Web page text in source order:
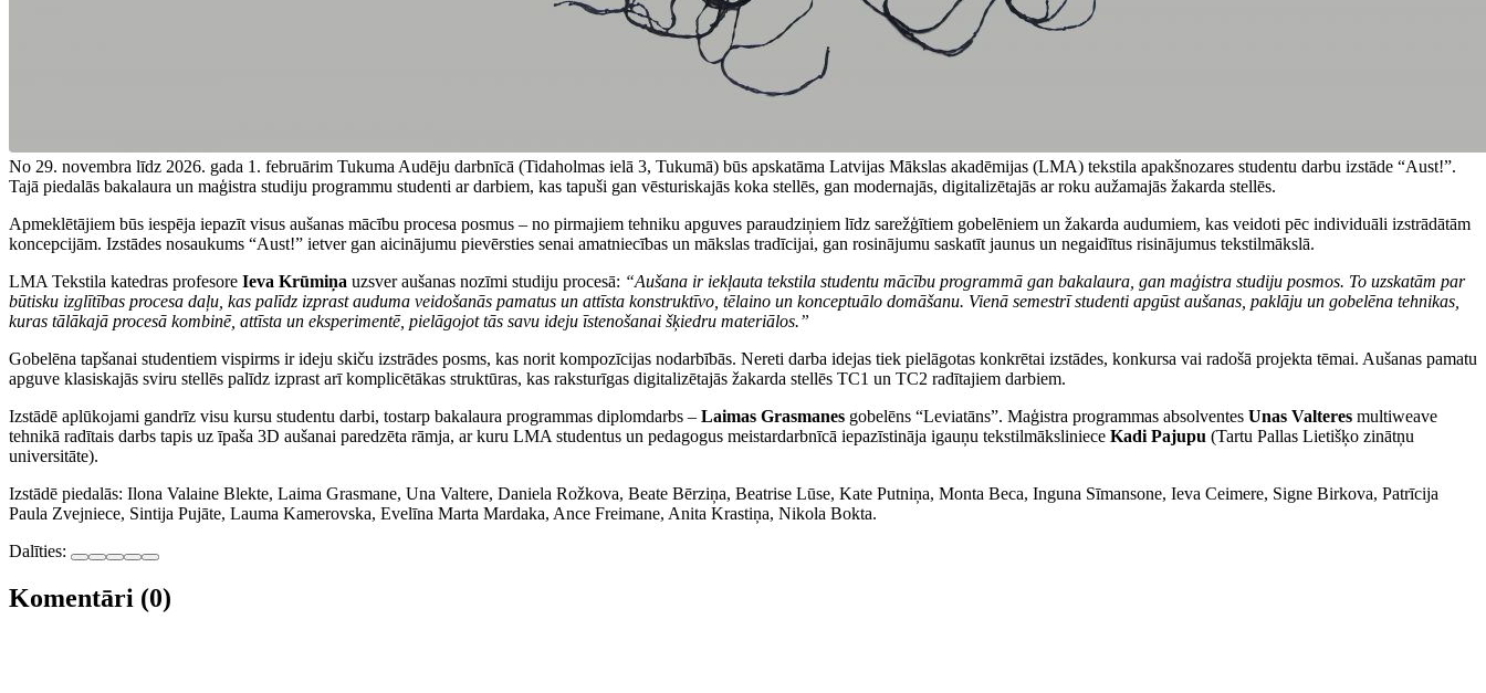
No 29. novembra līdz 2026. gada 1. februārim Tukuma Audēju darbnīcā (Tidaholmas ielā 3, Tukumā) būs apskatāma Latvijas Mākslas akadēmijas (LMA) tekstila apakšnozares studentu darbu izstāde “Aust!”.
Tajā piedalās bakalaura un maģistra studiju programmu studenti ar darbiem, kas tapuši gan vēsturiskajās koka stellēs, gan modernajās, digitalizētajās ar roku aužamajās žakarda stellēs.
Apmeklētājiem būs iespēja iepazīt visus aušanas mācību procesa posmus – no pirmajiem tehniku apguves paraudziņiem līdz sarežģītiem gobelēniem un žakarda audumiem, kas veidoti pēc individuāli izstrādātām
koncepcijām. Izstādes nosaukums “Aust!” ietver gan aicinājumu pievērsties senai amatniecības un mākslas tradīcijai, gan rosinājumu saskatīt jaunus un negaidītus risinājumus tekstilmākslā.
LMA Tekstila katedras profesore Ieva Krūmiņa uzsver aušanas nozīmi studiju procesā: “Aušana ir iekļauta tekstila studentu mācību programmā gan bakalaura, gan maģistra studiju posmos. To uzskatām par
būtisku izglītības procesa daļu, kas palīdz izprast auduma veidošanās pamatus un attīsta konstruktīvo, tēlaino un konceptuālo domāšanu. Vienā semestrī studenti apgūst aušanas, paklāju un gobelēna tehnikas,
kuras tālākajā procesā kombinē, attīsta un eksperimentē, pielāgojot tās savu ideju īstenošanai šķiedru materiālos.”
Gobelēna tapšanai studentiem vispirms ir ideju skiču izstrādes posms, kas norit kompozīcijas nodarbībās. Nereti darba idejas tiek pielāgotas konkrētai izstādes, konkursa vai radošā projekta tēmai. Aušanas pamatu
apguve klasiskajās sviru stellēs palīdz izprast arī komplicētākas struktūras, kas raksturīgas digitalizētajās žakarda stellēs TC1 un TC2 radītajiem darbiem.
Izstādē aplūkojami gandrīz visu kursu studentu darbi, tostarp bakalaura programmas diplomdarbs – Laimas Grasmanes gobelēns “Leviatāns”. Maģistra programmas absolventes Unas Valteres multiweave
tehnikā radītais darbs tapis uz īpaša 3D aušanai paredzēta rāmja, ar kuru LMA studentus un pedagogus meistardarbnīcā iepazīstināja igauņu tekstilmāksliniece Kadi Pajupu (Tartu Pallas Lietišķo zinātņu
universitāte).
Izstādē piedalās: Ilona Valaine Blekte, Laima Grasmane, Una Valtere, Daniela Rožkova, Beate Bērziņa, Beatrise Lūse, Kate Putniņa, Monta Beca, Inguna Sīmansone, Ieva Ceimere, Signe Birkova, Patrīcija
Paula Zvejniece, Sintija Pujāte, Lauma Kamerovska, Evelīna Marta Mardaka, Ance Freimane, Anita Krastiņa, Nikola Bokta.
Dalīties:
Komentāri (0)